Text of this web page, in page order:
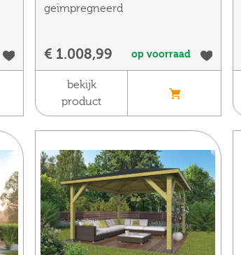
geïmpregneerd
€ 1.008,99 op voorraad
bekijk
product